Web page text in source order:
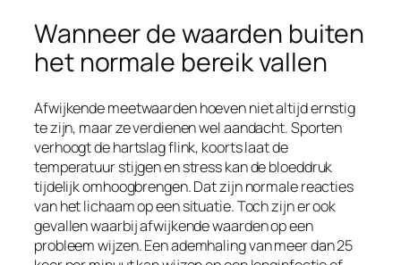
Wanneer de waarden buiten
het normale bereik vallen
Afwijkende meetwaarden hoeven niet altijd ernstig
te zijn, maar ze verdienen wel aandacht. Sporten
verhoogt de hartslag flink, koorts laat de
temperatuur stijgen en stress kan de bloeddruk
tijdelijk omhoogbrengen. Dat zijn normale reacties
van het lichaam op een situatie. Toch zijn er ook
gevallen waarbij afwijkende waarden op een
probleem wijzen. Een ademhaling van meer dan 25